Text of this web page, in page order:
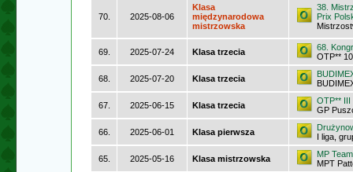
70. 2025-08-06
Klasa
międzynarodowa
mistrzowska
38.
Prix
69. 2025-07-24 Klasa trzecia
68.
OTP**
68. 2025-07-20 Klasa trzecia
67. 2025-06-15 Klasa trzecia
OTP** III
GP
66. 2025-06-01 Klasa pierwsza
I liga,
65. 2025-05-16 Klasa mistrzowska
MP
MPT